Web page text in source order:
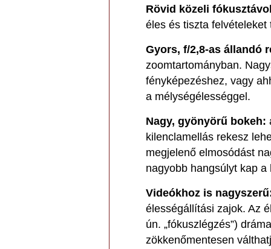
Rövid közeli
éles és tiszta
Gyors, f/2,8-as állandó
zoomtartományban.
fényképezéshez, vagy
a mélységélességgel.
Nagy, gyönyörű bokeh:
kilenclamellás rekesz
megjelenő elmosódást
nagyobb hangsúlyt kap
Videókhoz is
élességállítási zajok. Az
ún. „fókuszlégzés”)
zökkenőmentesen